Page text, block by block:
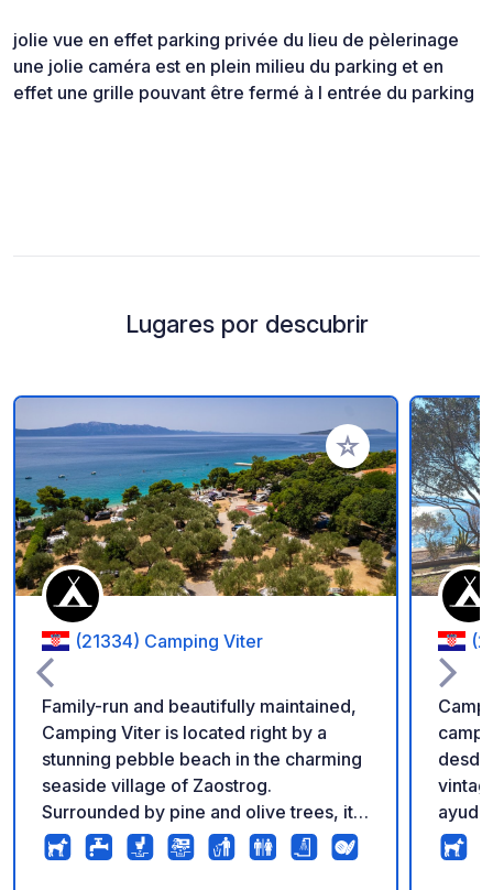
jolie vue en effet parking privée du lieu de pèlerinage
une jolie caméra est en plein milieu du parking et en
effet une grille pouvant être fermé à l entrée du parking
Lugares por descubrir
Añadir a tus
(21334) Camping Viter
Family-run and beautifully maintained,
Camping Viter is located right by a
stunning pebble beach in the charming
seaside village of Zaostrog.
Surrounded by pine and olive trees, it
offers a peaceful Mediterranean
atmosphere and spacious pitches for